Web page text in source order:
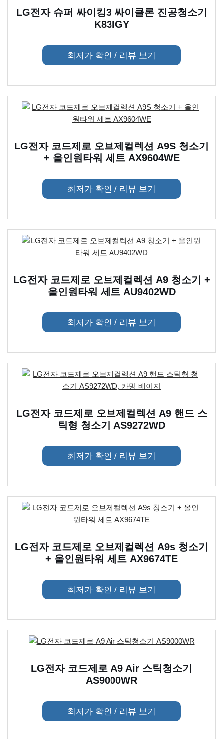
LG전자 슈퍼 싸이킹3 싸이클론 진공청소기
K83IGY
최저가 확인 / 리뷰 보기
LG전자 코드제로 오브제컬렉션 A9S 청소기
+ 올인원타워 세트 AX9604WE
최저가 확인 / 리뷰 보기
LG전자 코드제로 오브제컬렉션 A9 청소기 +
올인원타워 세트 AU9402WD
최저가 확인 / 리뷰 보기
LG전자 코드제로 오브제컬렉션 A9 핸드 스
틱형 청소기 AS9272WD
최저가 확인 / 리뷰 보기
LG전자 코드제로 오브제컬렉션 A9s 청소기
+ 올인원타워 세트 AX9674TE
최저가 확인 / 리뷰 보기
LG전자 코드제로 A9 Air 스틱청소기
AS9000WR
최저가 확인 / 리뷰 보기